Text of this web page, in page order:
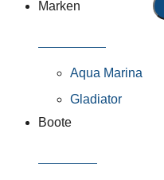
Marken
Aqua Marina
Gladiator
Boote